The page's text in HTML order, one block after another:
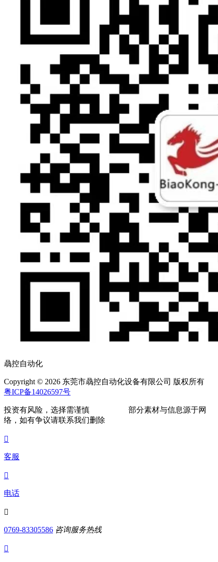
骉控自动化
Copyright © 2026 东莞市骉控自动化设备有限公司 版权所有
粤ICP备14026597号
投资有风险，选择需谨慎 部分素材与信息源于网
络，如有争议请联系我们删除

客服

电话

0769-83305586 咨询服务热线
